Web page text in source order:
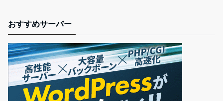
おすすめサーバー